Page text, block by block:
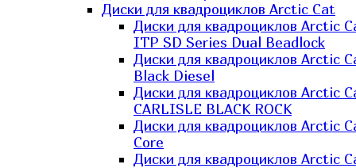
Диски для квадроциклов Arctic Cat
Диски для квадроциклов Arctic
ITP SD Series Dual Beadlock
Диски для квадроциклов Arctic
Black Diesel
Диски для квадроциклов Arctic
CARLISLE BLACK ROCK
Диски для квадроциклов Arctic
Core
Диски для квадроциклов Arctic